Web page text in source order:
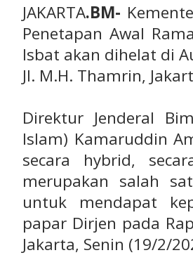
JAKARTA.BM-
Penetapan Awal
Isbat akan dihelat di
Jl. M.H. Thamrin,
Direktur Jenderal
Islam) Kamaruddin
secara hybrid,
merupakan salah
untuk mendapat
papar Dirjen pada
Jakarta, Senin (19/2/